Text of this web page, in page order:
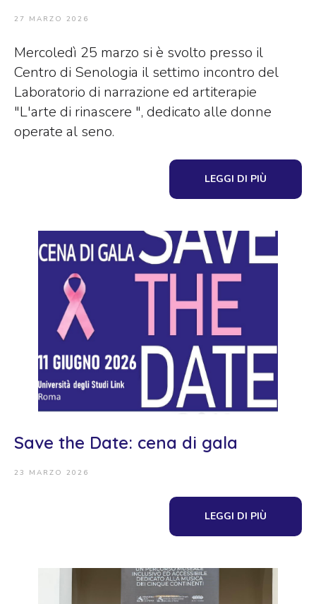
27 MARZO 2026
Mercoledì 25 marzo si è svolto presso il
Centro di Senologia il settimo incontro del
Laboratorio di narrazione ed artiterapie
"L'arte di rinascere ", dedicato alle donne
operate al seno.
LEGGI DI PIÙ
Save the Date: cena di gala
23 MARZO 2026
LEGGI DI PIÙ